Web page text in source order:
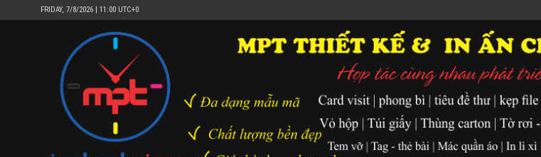
FRIDAY, 7/8/2026 | 11:00 UTC+0